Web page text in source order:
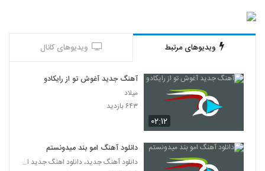
آهنگ کمر باریک از وحید فریاد(پاپ)
Mahan Bahramkhan Ravanparish
دانلود آهنگ مهدی ماهان جادوی چشمات
(Mehdi Mahan Jadooye Cheshmat)
۱,۳۹۶ بازدید
ویدیوهای مرتبط ویدیوهای کانال
۰۲:۱۲
آهنگ جدید آغوش تو از رایکادو
میلاد
۶۴۳ بازدید
دانلود آهنگ امو بند میدونستم
دانلود آهنگ جدید، دانلود اهنگ جدید ایرانی